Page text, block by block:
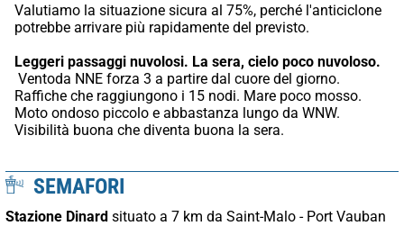
Valutiamo la situazione sicura al 75%, perché l'anticiclone
potrebbe arrivare più rapidamente del previsto.
Leggeri passaggi nuvolosi. La sera, cielo poco nuvoloso.
Raffiche che raggiungono i 15 nodi. Mare poco mosso.
Moto ondoso piccolo e abbastanza lungo da WNW.
Visibilità buona che diventa buona la sera.
SEMAFORI
Stazione Dinard situato a 7 km da Saint-Malo - Port Vauban